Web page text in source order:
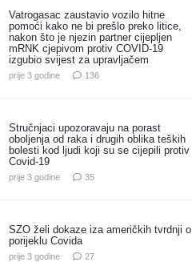
Vatrogasac zaustavio vozilo hitne
pomoći kako ne bi prešlo preko litice,
nakon što je njezin partner cijepljen
mRNK cjepivom protiv COVID-19
izgubio svijest za upravljačem
prije 3 godine 136komentara
Stručnjaci upozoravaju na porast
oboljenja od raka i drugih oblika teških
bolesti kod ljudi koji su se cijepili protiv
Covid-19
prije 3 godine 35komentara
SZO želi dokaze iza američkih tvrdnji o
porijeklu Covida
prije 3 godine 27komentara